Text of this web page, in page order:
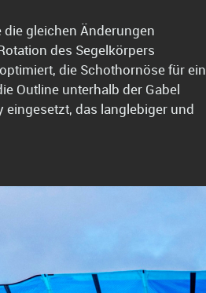
die gleichen Änderungen
des Segelkörpers
die Schothornöse für ein
Outline unterhalb der Gabel
das langlebiger und